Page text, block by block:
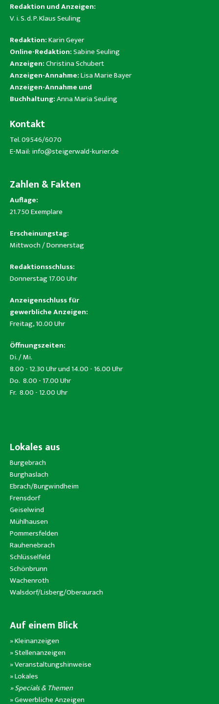
Redaktion und Anzeigen:
V. i. S. d. P. Klaus Seuling
Redaktion:Karin Geyer
Online-Redaktion:Sabine Seuling
Anzeigen:Christina Schubert
Anzeigen-Annahme:Lisa Marie Bayer
Anzeigen-Annahme und
Buchhaltung:Anna Maria Seuling
Kontakt
Tel. 09546/6070
E-Mail: info@steigerwald-kurier.de
Zahlen & Fakten
Auflage:
21.750 Exemplare
Erscheinungstag:
Mittwoch / Donnerstag
Redaktionsschluss:
Donnerstag 17.00 Uhr
Anzeigenschluss für
gewerbliche Anzeigen:
Freitag, 10.00 Uhr
Öffnungszeiten:
Di. / Mi.
8.00 - 12.30 Uhr und 14.00 - 16.00 Uhr
Do. 8.00 - 17.00 Uhr
Fr. 8.00 - 12.00 Uhr
Lokales aus
Burgebrach
Burghaslach
Ebrach/Burgwindheim
Frensdorf
Geiselwind
Mühlhausen
Pommersfelden
Rauhenebrach
Schlüsselfeld
Schönbrunn
Wachenroth
Walsdorf/Lisberg/Oberaurach
Auf einem Blick
»Kleinanzeigen
»Stellenanzeigen
»Veranstaltungshinweise
»Lokales
» Specials & Themen
»Gewerbliche Anzeigen